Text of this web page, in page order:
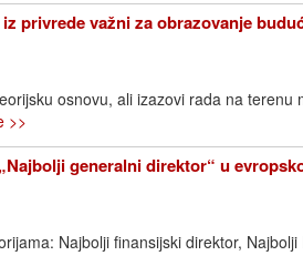
privrede važni za obrazovanje
osnovu, ali izazovi rada na terenu
>>
generalni direktor“ u
Najbolji finansijski direktor, Najbolji